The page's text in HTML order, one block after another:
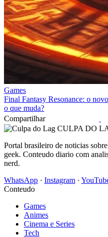
Games
Final Fantasy Resonance: o
o que muda?
Compartilhar
CULPA DO
Portal brasileiro de noticias
geek. Conteudo diario com
nerd.
WhatsApp · Instagram ·
Conteudo
Games
Animes
Cinema e Series
Tech